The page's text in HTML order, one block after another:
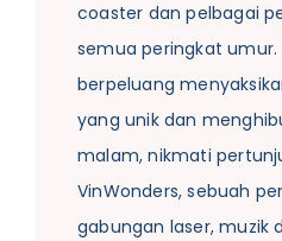
coaster dan pelbagai
semua peringkat umur.
berpeluang
yang unik dan
malam, nikmati
VinWonders, sebuah
gabungan laser, muzik